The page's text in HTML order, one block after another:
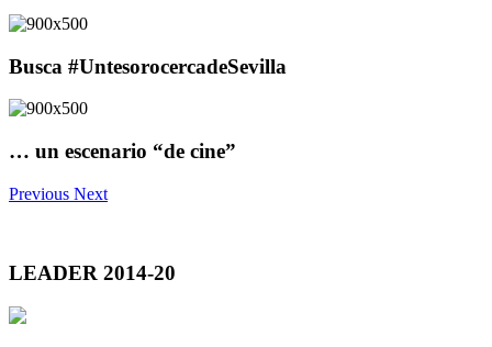
Busca #UntesorocercadeSevilla
… un escenario “de cine”
Previous Next
LEADER 2014-20